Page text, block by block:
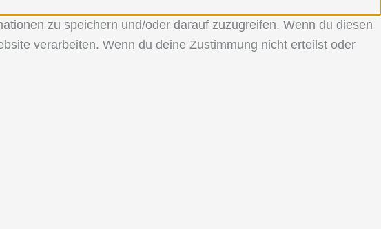
zu speichern und/oder darauf zuzugreifen. Wenn du diesen
verarbeiten. Wenn du deine Zustimmung nicht erteilst oder